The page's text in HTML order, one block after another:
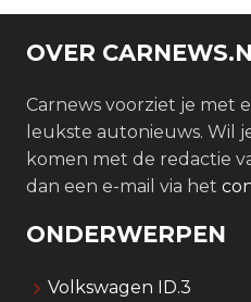
OVER
Carnews voorziet je met
leukste autonieuws. Wil
komen met de redactie
dan een e-mail via het
ONDERWERPEN
Volkswagen ID.3